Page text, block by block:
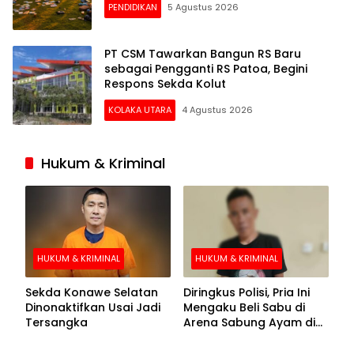
PENDIDIKAN 5 Agustus 2026
PT CSM Tawarkan Bangun RS Baru
sebagai Pengganti RS Patoa, Begini
Respons Sekda Kolut
KOLAKA UTARA 4 Agustus 2026
Hukum & Kriminal
HUKUM & KRIMINAL
Sekda Konawe Selatan
Dinonaktifkan Usai Jadi
Tersangka
HUKUM & KRIMINAL
Diringkus Polisi, Pria Ini
Mengaku Beli Sabu di
Arena Sabung Ayam di